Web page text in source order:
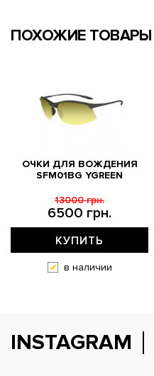
ПОХОЖИЕ ТОВАРЫ
ОЧКИ ДЛЯ ВОЖДЕНИЯ
SFM01BG YGREEN
6500 грн.
13000 грн.
КУПИТЬ
в наличии
INSTAGRAM